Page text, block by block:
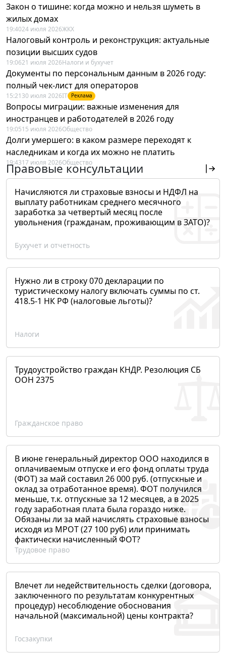
Закон о тишине: когда можно и нельзя шуметь в
жилых домах
19:4024 июля 2026ЖКХ
Налоговый контроль и реконструкция: актуальные
позиции высших судов
19:0621 июля 2026Налоги и бухучет
Документы по персональным данным в 2026 году:
полный чек-лист для операторов
15:21 30 июля 2026IT Реклама
Вопросы миграции: важные изменения для
иностранцев и работодателей в 2026 году
19:0515 июля 2026Общество
Долги умершего: в каком размере переходят к
наследникам и когда их можно не платить
19:4317 июля 2026Общество
Правовые консультации
Начисляются ли страховые взносы и НДФЛ на
выплату работникам среднего месячного
заработка за четвертый месяц после
увольнения (гражданам, проживающим в ЗАТО)?
Бухучет и отчетность
Нужно ли в строку 070 декларации по
туристическому налогу включать суммы по ст.
418.5-1 НК РФ (налоговые льготы)?
Налоги
Трудоустройство граждан КНДР. Резолюция СБ
ООН 2375
Гражданское право
В июне генеральный директор ООО находился в
оплачиваемым отпуске и его фонд оплаты труда
(ФОТ) за май составил 26 000 руб. (отпускные и
оклад за отработанное время). ФОТ получился
меньше, т.к. отпускные за 12 месяцев, а в 2025
году заработная плата была гораздо ниже.
Обязаны ли за май начислять страховые взносы
исходя из МРОТ (27 100 руб) или принимать
фактически начисленный ФОТ?
Трудовое право
Влечет ли недействительность сделки (договора,
заключенного по результатам конкурентных
процедур) несоблюдение обоснования
начальной (максимальной) цены контракта?
Госзакупки